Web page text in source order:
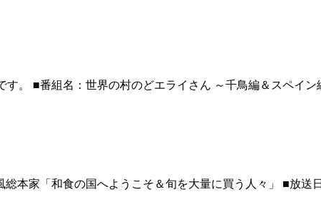
。 ■番組名：世界の村のどエライさん ～千鳥編＆スペイン
家「和食の国へようこそ＆旬を大量に買う人々」 ■放送日